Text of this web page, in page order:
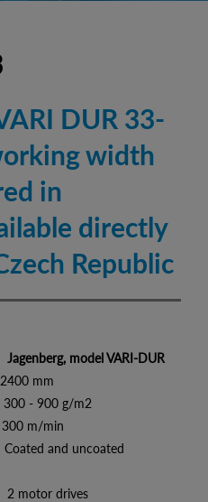
DUR 33-
width
in
directly
Republic
model VARI-DUR
mm
- 900 g/m2
m/min
and uncoated
drives